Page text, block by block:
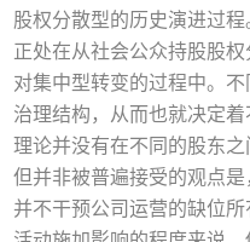
股权分散型的历史演进过
正处在从社会公众持股股
对集中型转变的过程中。
治理结构，从而也就决定
理论并没有在不同的股东
但并非被普遍接受的观点
并不干预公司运营的缺位